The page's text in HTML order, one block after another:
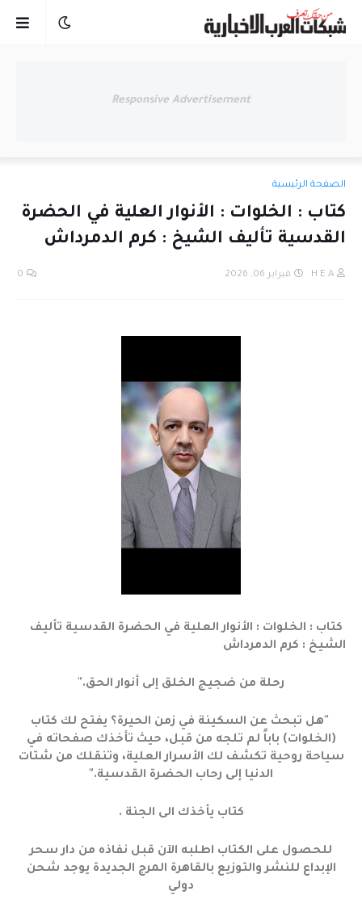
Responsive Advertisement
الصفحة الرئيسية
كتاب : الخلوات : الأنوار العلية في الحضرة
القدسية تأليف الشيخ : كرم الدمرداش
H E A فبراير 06, 2026 0
كتاب : الخلوات : الأنوار العلية في الحضرة القدسية تأليف
الشيخ : كرم الدمرداش
رحلة من ضجيج الخلق إلى أنوار الحق."
​ "هل تبحث عن السكينة في زمن الحيرة؟ يفتح لك كتاب
(الخلوات) باباً لم تلجه من قبل، حيث تأخذك صفحاته في
سياحة روحية تكشف لك الأسرار العلية، وتنقلك من شتات
الدنيا إلى رحاب الحضرة القدسية."
كتاب يأخذك الى الجنة .
للحصول على الكتاب اطلبه الآن قبل نفاذه من دار سحر
الإبداع للنشر والتوزيع بالقاهرة المرج الجديدة يوجد شحن
دولي